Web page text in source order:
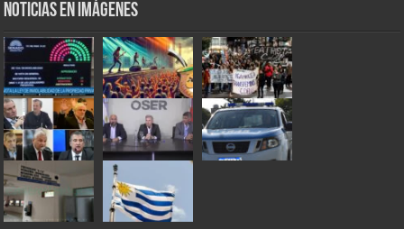
Noticias en Imágenes